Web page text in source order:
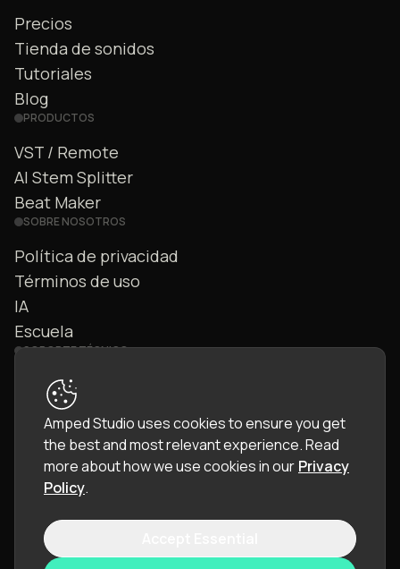
Precios
Tienda de sonidos
Tutoriales
Blog
PRODUCTOS
VST / Remote
AI Stem Splitter
Beat Maker
SOBRE NOSOTROS
Política de privacidad
Términos de uso
IA
Escuela
SOPORTE TÉCNICO
Contáctanos
Preguntas frecuentes
Comunidad
Manual
© 2026 LettoPro SA. All rights reserved.
Amped Studio uses cookies to ensure you get
the best and most relevant experience.Read
more about how we use cookies in our Privacy
Policy.